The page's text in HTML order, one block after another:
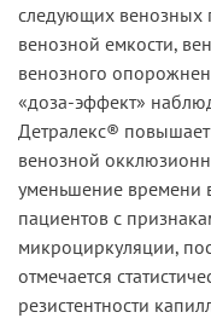
следующих венозных
венозной емкости,
венозного
«доза-эффект»
Детралекс®
венозной
уменьшение времени
пациентов с
микроциркуляции,
отмечается
резистентности